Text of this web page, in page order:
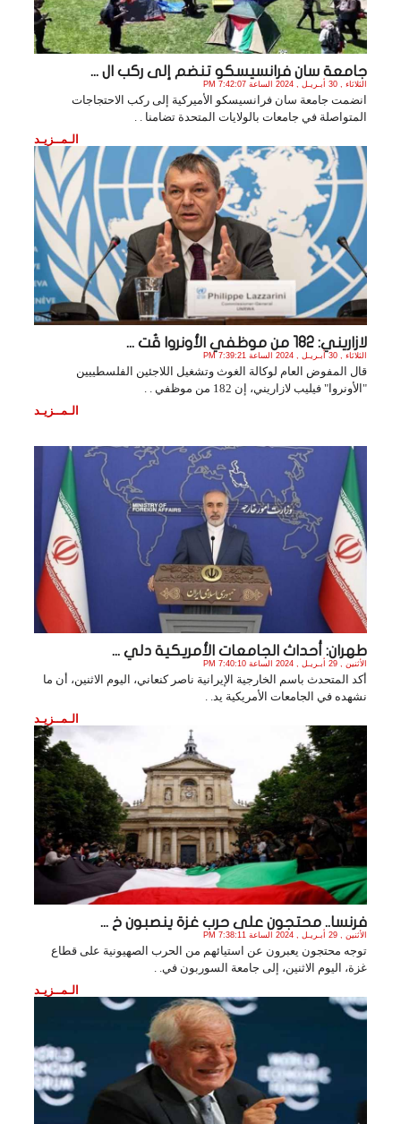
جامعة سان فرانسيسكو تنضم إلى ركب ال ...
الثلاثاء , 30 أبـريـل , 2024 الساعة 7:42:07 PM
انضمت جامعة سان فرانسيسكو الأميركية إلى ركب الاحتجاجات
المتواصلة في جامعات بالولايات المتحدة تضامنا . .
الـمــزيـد
لازاريني: 182 من موظفي الأونروا قُت ...
الثلاثاء , 30 أبـريـل , 2024 الساعة 7:39:21 PM
قال المفوض العام لوكالة الغوث وتشغيل اللاجئين الفلسطييين
"الأونروا" فيليب لازاريني، إن 182 من موظفي . .
الـمــزيـد
طهران: أحداث الجامعات الأمريكية دلي ...
الأثنين , 29 أبـريـل , 2024 الساعة 7:40:10 PM
أكد المتحدث باسم الخارجية الإيرانية ناصر كنعاني، اليوم الاثنين، أن ما
نشهده في الجامعات الأمريكية يد. .
الـمــزيـد
فرنسا.. محتجون على حرب غزة ينصبون خ ...
الأثنين , 29 أبـريـل , 2024 الساعة 7:38:11 PM
توجه محتجون يعبرون عن استيائهم من الحرب الصهيونية على قطاع
غزة، اليوم الاثنين، إلى جامعة السوربون في. .
الـمــزيـد